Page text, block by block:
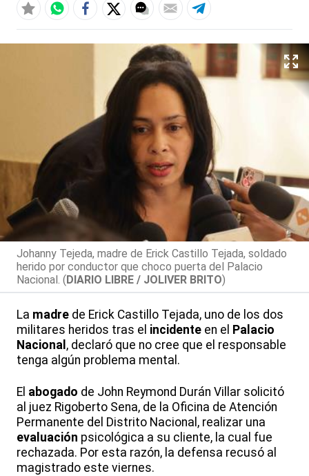
Johanny Tejeda, madre de Erick Castillo Tejada, soldado
herido por conductor que choco puerta del Palacio
Nacional. (DIARIO LIBRE / JOLIVER BRITO)
La madre de Erick Castillo Tejada, uno de los dos
militares heridos tras el incidente en el Palacio
Nacional , declaró que no cree que el responsable
tenga algún problema mental.
El abogado de John Reymond Durán Villar solicitó
al juez Rigoberto Sena, de la Oficina de Atención
Permanente del Distrito Nacional, realizar una
evaluación psicológica a su cliente, la cual fue
rechazada. Por esta razón, la defensa recusó al
magistrado este viernes.